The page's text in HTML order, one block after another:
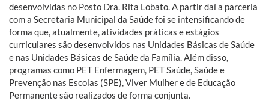
desenvolvidas no Posto Dra. Rita Lobato. A partir daí a parceria
com a Secretaria Municipal da Saúde foi se intensificando de
forma que, atualmente, atividades práticas e estágios
curriculares são desenvolvidos nas Unidades Básicas de Saúde
e nas Unidades Básicas de Saúde da Família. Além disso,
programas como PET Enfermagem, PET Saúde, Saúde e
Prevenção nas Escolas (SPE), Viver Mulher e de Educação
Permanente são realizados de forma conjunta.